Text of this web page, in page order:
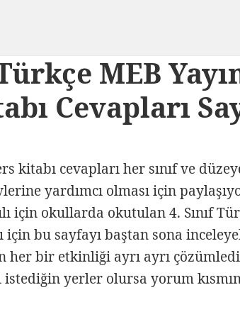
MEB
Cevapları
kitabı cevapları her sınıf ve
yardımcı olması için
için okullarda okutulan 4. Sınıf
için bu sayfayı baştan sona
her bir etkinliği ayrı ayrı
yerler olursa yorum